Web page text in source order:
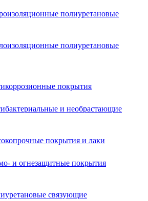
полиуретановые
полиуретановые
покрытия
и необрастающие
покрытия и лаки
и огнезащитные покрытия
связующие